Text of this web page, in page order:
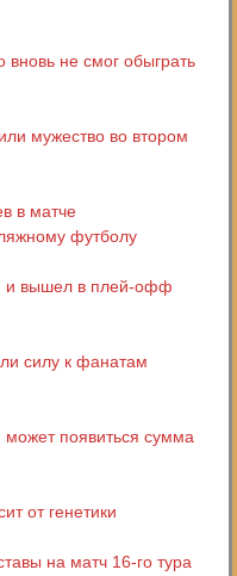
вновь не смог обыграть
мужество во втором
в матче
футболу
и вышел в плей-офф
силу к фанатам
появиться сумма
от генетики
на матч 16-го тура